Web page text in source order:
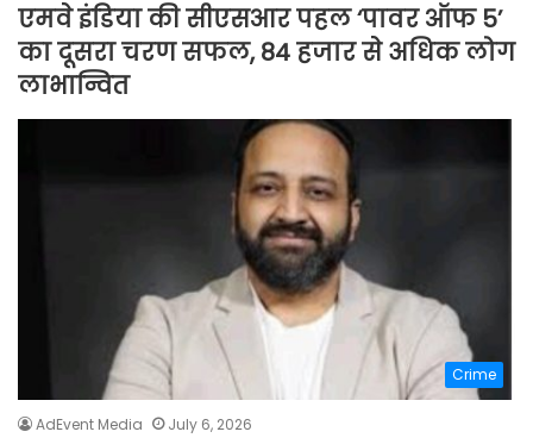
एमवे इंडिया की सीएसआर पहल ‘पावर ऑफ 5’
का दूसरा चरण सफल, 84 हजार से अधिक लोग
लाभान्वित
Crime
AdEvent Media July 6, 2026